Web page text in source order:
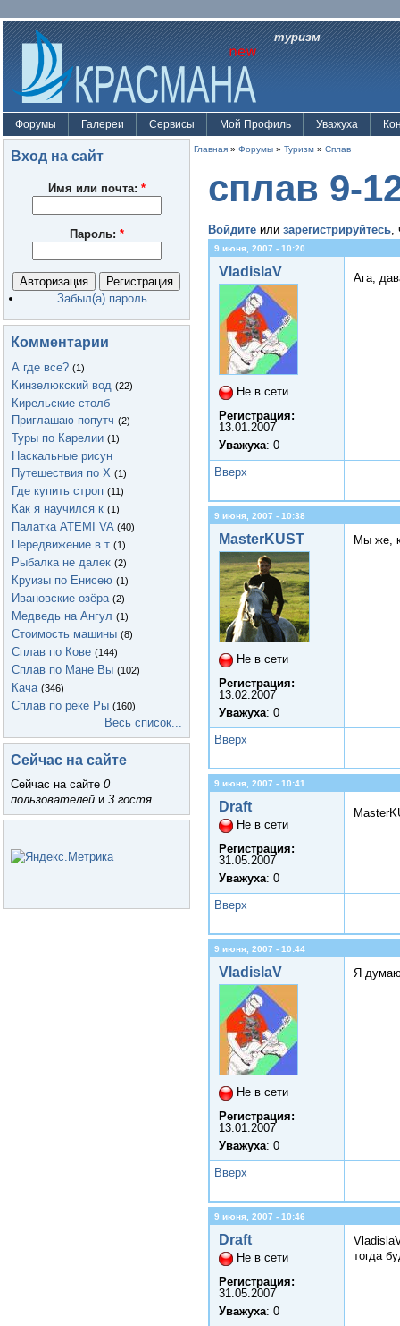
туризм
Форумы Галереи Сервисы Мой Профиль Уважуха
Вход на сайт
Имя или почта: *
Пароль: *
Забыл(а) пароль
Комментарии
А где все? (1)
Кинзелюкский вод (22)
Кирельские столб
Приглашаю попутч (2)
Туры по Карелии (1)
Наскальные рисун
Путешествия по Х (1)
Где купить строп (11)
Как я научился к (1)
Палатка ATEMI VA (40)
Передвижение в т (1)
Рыбалка не далек (2)
Круизы по Енисею (1)
Ивановские озёра (2)
Медведь на Ангул (1)
Стоимость машины (8)
Сплав по Кове (144)
Сплав по Мане Вы (102)
Кача (346)
Сплав по реке Ры (160)
Весь список...
Сейчас на сайте
Сейчас на сайте 0
пользователей и 3 гостя.
Главная » Форумы » Туризм » Сплав
сплав 9-
Войдите или зарегистрируйтесь,
9 июня, 2007 - 10:20
VladislaV
Не в сети
Регистрация:
13.01.2007
Уважуха: 0
Ага,
Вверх
9 июня, 2007 - 10:38
MasterKUST
Не в сети
Регистрация:
13.02.2007
Уважуха: 0
Мы же,
Вверх
9 июня, 2007 - 10:41
Draft
Не в сети
Регистрация:
31.05.2007
Уважуха: 0
Вверх
9 июня, 2007 - 10:44
VladislaV
Не в сети
Регистрация:
13.01.2007
Уважуха: 0
Я
Вверх
9 июня, 2007 - 10:46
Draft
Не в сети
Регистрация:
31.05.2007
Уважуха: 0
тогда